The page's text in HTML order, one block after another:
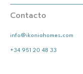
Contacto
info@ikoniahomes.com
+34 951 20 48 33